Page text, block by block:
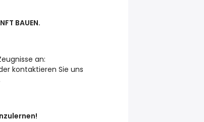
BAUEN.
an:
kontaktieren Sie uns